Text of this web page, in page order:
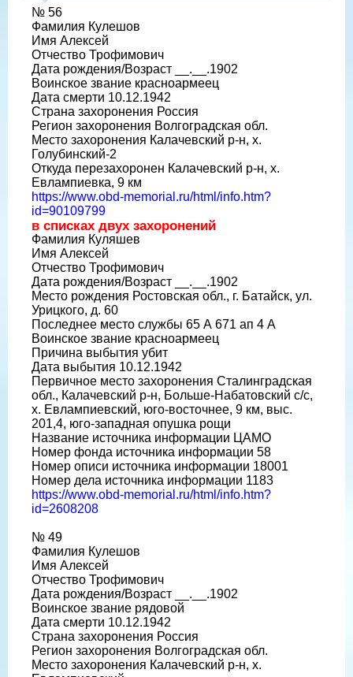
№ 56
Фамилия Кулешов
Имя Алексей
Отчество Трофимович
Дата рождения/Возраст __.__.1902
Воинское звание красноармеец
Дата смерти 10.12.1942
Страна захоронения Россия
Регион захоронения Волгоградская обл.
Место захоронения Калачевский р-н, х.
Голубинский-2
Откуда перезахоронен Калачевский р-н, х.
Евлампиевка, 9 км
https://www.obd-memorial.ru/html/info.htm?
id=90109799
в списках двух захоронений
Фамилия Куляшев
Имя Алексей
Отчество Трофимович
Дата рождения/Возраст __.__.1902
Место рождения Ростовская обл., г. Батайск, ул.
Урицкого, д. 60
Последнее место службы 65 А 671 ап 4 А
Воинское звание красноармеец
Причина выбытия убит
Дата выбытия 10.12.1942
Первичное место захоронения Сталинградская
обл., Калачевский р-н, Больше-Набатовский с/с,
х. Евлампиевский, юго-восточнее, 9 км, выс.
201,4, юго-западная опушка рощи
Название источника информации ЦАМО
Номер фонда источника информации 58
Номер описи источника информации 18001
Номер дела источника информации 1183
https://www.obd-memorial.ru/html/info.htm?
id=2608208
№ 49
Фамилия Кулешов
Имя Алексей
Отчество Трофимович
Дата рождения/Возраст __.__.1902
Воинское звание рядовой
Дата смерти 10.12.1942
Страна захоронения Россия
Регион захоронения Волгоградская обл.
Место захоронения Калачевский р-н, х.